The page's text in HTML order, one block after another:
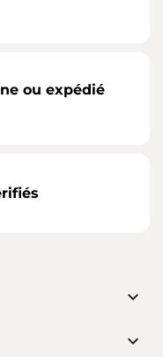
ou expédié

